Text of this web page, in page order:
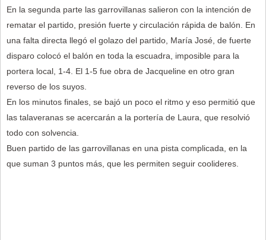
En la segunda parte las garrovillanas salieron con la intención de
rematar el partido, presión fuerte y circulación rápida de balón. En
una falta directa llegó el golazo del partido, María José, de fuerte
disparo colocó el balón en toda la escuadra, imposible para la
portera local, 1-4. El 1-5 fue obra de Jacqueline en otro gran
reverso de los suyos.
En los minutos finales, se bajó un poco el ritmo y eso permitió que
las talaveranas se acercarán a la portería de Laura, que resolvió
todo con solvencia.
Buen partido de las garrovillanas en una pista complicada, en la
que suman 3 puntos más, que les permiten seguir coolideres.